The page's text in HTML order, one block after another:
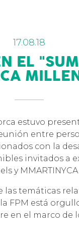
EL
17.08.18
estuvo
entre
con la
invitados a
y MMARTINYCA.
temáticas
FPM está
en el marco de